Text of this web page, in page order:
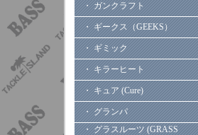
・ ガンクラフト
・ ギークス（GEEKS）
・ ギミック
・ キラーヒート
・ キュア (Cure)
・ グランパ
・ グラスルーツ (GRASS